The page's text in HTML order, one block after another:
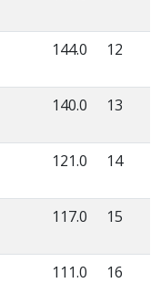
144.0 12
140.0 13
121.0 14
117.0 15
111.0
16